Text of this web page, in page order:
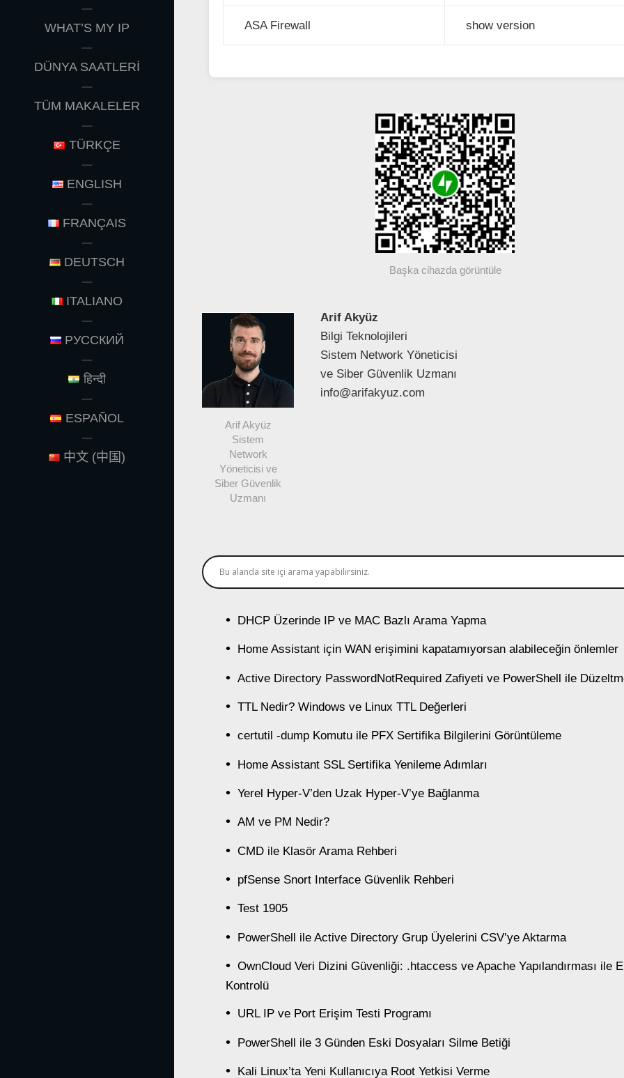
WHAT’S MY IP
DÜNYA SAATLERİ
TÜM MAKALELER
TÜRKÇE
ENGLISH
FRANÇAIS
DEUTSCH
ITALIANO
РУССКИЙ
हिन्दी
ESPAÑOL
中文 (中国)
ASA Firewall show version
Başka cihazda görüntüle
Arif Akyüz
Sistem
Network
Yöneticisi ve
Siber Güvenlik
Uzmanı
Arif Akyüz
Bilgi Teknolojileri
Sistem Network Yöneticisi
ve Siber Güvenlik Uzmanı
info@arifakyuz.com
DHCP Üzerinde IP ve MAC Bazlı Arama Yapma
Home Assistant için WAN erişimini kapatamıyorsan alabileceğin önlemler
Active Directory PasswordNotRequired Zafiyeti ve PowerShell ile
TTL Nedir? Windows ve Linux TTL Değerleri
certutil -dump Komutu ile PFX Sertifika Bilgilerini Görüntüleme
Home Assistant SSL Sertifika Yenileme Adımları
Yerel Hyper-V’den Uzak Hyper-V’ye Bağlanma
AM ve PM Nedir?
CMD ile Klasör Arama Rehberi
pfSense Snort Interface Güvenlik Rehberi
Test 1905
PowerShell ile Active Directory Grup Üyelerini CSV’ye Aktarma
OwnCloud Veri Dizini Güvenliği: .htaccess ve Apache Yapılandırması ile
Kontrolü
URL IP ve Port Erişim Testi Programı
PowerShell ile 3 Günden Eski Dosyaları Silme Betiği
Kali Linux’ta Yeni Kullanıcıya Root Yetkisi Verme